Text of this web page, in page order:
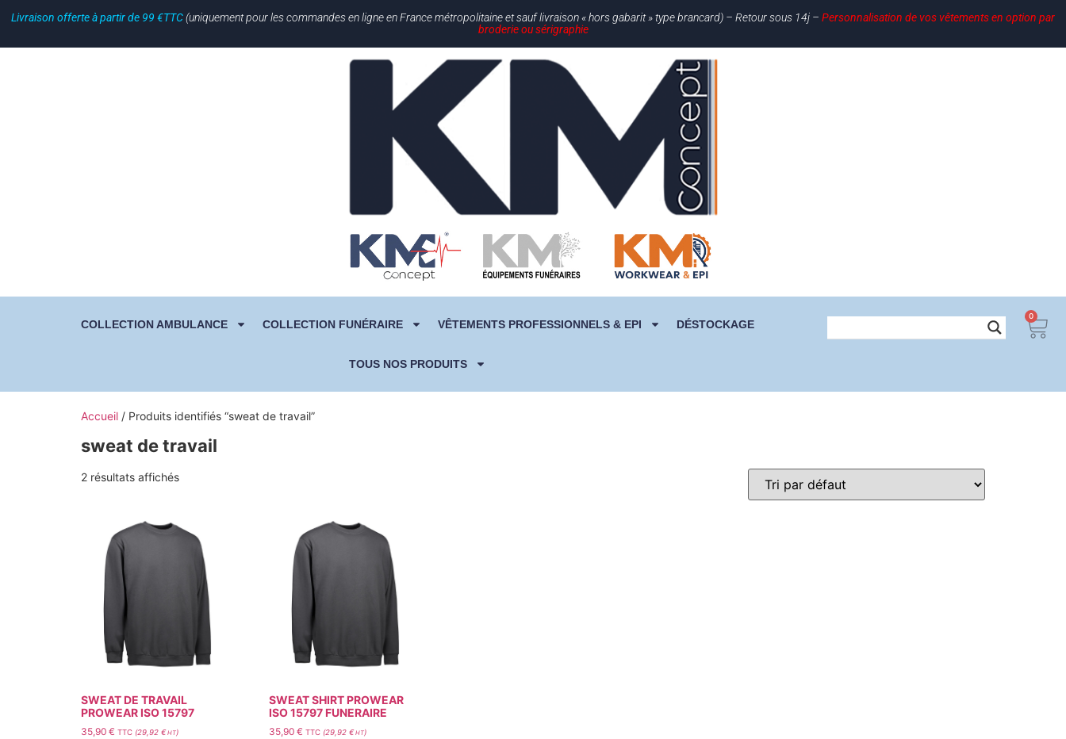
Livraison offerte à partir de 99 €TTC(uniquement pour les commandes en ligne en France métropolitaine et sauf livraison « hors gabarit » type brancard) – Retour sous 14j – Personnalisation de vos vêtements en option par
broderie ou sérigraphie
COLLECTION AMBULANCE COLLECTION FUNÉRAIRE VÊTEMENTS PROFESSIONNELS & EPI DÉSTOCKAGE
TOUS NOS PRODUITS
0
Accueil / Produits identifiés “sweat de travail”
sweat de travail
2 résultats affichés
SWEAT DE TRAVAIL
PROWEAR ISO 15797
35,90 € TTC (29,92 € HT)
SWEAT SHIRT PROWEAR
ISO 15797 FUNERAIRE
35,90 € TTC(29,92 €HT)